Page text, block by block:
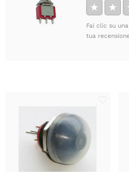
★ ★
Fai clic su
tua recensione